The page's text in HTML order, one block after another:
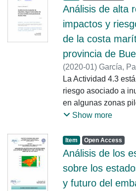
agua superficial de
continuación, se
y se presentan los
más sustantivos.
Análisis de alta
impactos y
de la costa
provincia de
(2020-01) García,
Tomazin, Nicolás J.;
Mariano
La Actividad 4.3
riesgo asociado a
en algunas zonas
bonaerense
las reuniones y
el trans
Show more
Item Open Access
Análisis de los
sobre los
y futuro del